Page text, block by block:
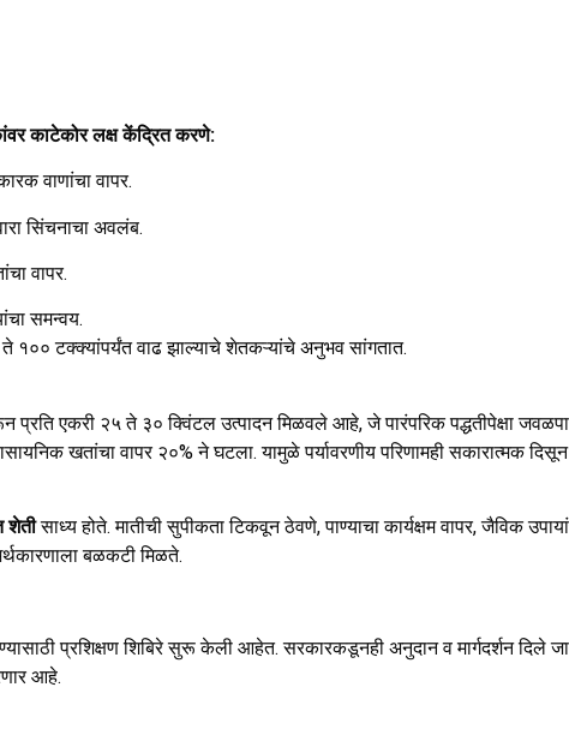
काटेकोर लक्ष केंद्रित करणे:
वाणांचा वापर.
सिंचनाचा अवलंब.
वापर.
समन्वय.
१०० टक्क्यांपर्यंत वाढ झाल्याचे शेतकऱ्यांचे अनुभव सांगतात.
प्रति एकरी २५ ते ३० क्विंटल उत्पादन मिळवले आहे, जे पारंपरिक पद्धतीपेक्षा
खतांचा वापर २०% ने घटला. यामुळे पर्यावरणीय परिणामही सकारात्मक
शेतीसाध्य होते. मातीची सुपीकता टिकवून ठेवणे, पाण्याचा कार्यक्षम वापर, जैविक
बळकटी मिळते.
प्रशिक्षण शिबिरे सुरू केली आहेत. सरकारकडूनही अनुदान व मार्गदर्शन दिले
आहे.